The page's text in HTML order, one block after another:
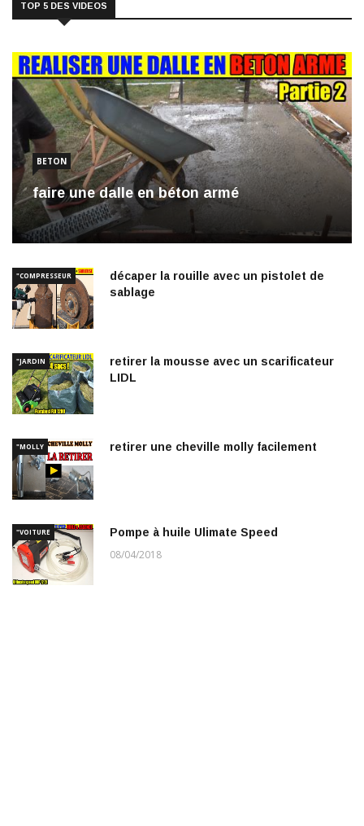
TOP 5 DES VIDEOS
BETON
faire une dalle en béton armé
"COMPRESSEUR
décaper la rouille avec un pistolet de
sablage
"JARDIN
retirer la mousse avec un scarificateur
LIDL
"MOLLY retirer une cheville molly facilement
"VOITURE Pompe à huile Ulimate Speed
08/04/2018